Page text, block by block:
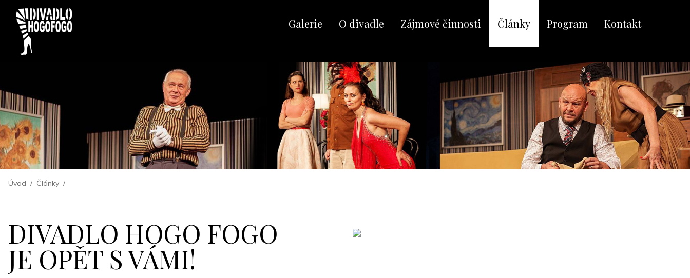
Galerie O divadle Zájmové činnosti Články Program Kontakt
Úvod / Články /
DIVADLO HOGO FOGO
JE OPĚT S VÁMI!